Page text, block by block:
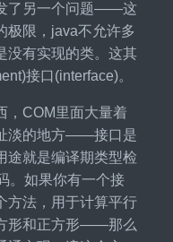
了另一个问题——这
极限，java不允许多
有实现的类。这其
接口(interface)。
，COM里面大量着
淡的地方——接口是
途就是编译期类型检
。如果你有一个接
方法，用于计算平行
形和正方形——那么